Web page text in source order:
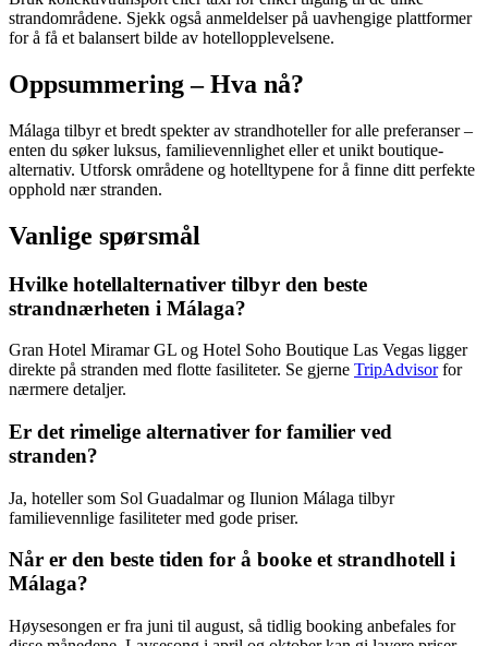
strandområdene. Sjekk også anmeldelser på uavhengige plattformer
for å få et balansert bilde av hotellopplevelsene.
Oppsummering – Hva nå?
Málaga tilbyr et bredt spekter av strandhoteller for alle preferanser –
enten du søker luksus, familievennlighet eller et unikt boutique-
alternativ. Utforsk områdene og hotelltypene for å finne ditt perfekte
opphold nær stranden.
Vanlige spørsmål
Hvilke hotellalternativer tilbyr den beste
strandnærheten i Málaga?
Gran Hotel Miramar GL og Hotel Soho Boutique Las Vegas ligger
direkte på stranden med flotte fasiliteter. Se gjerne TripAdvisorfor
nærmere detaljer.
Er det rimelige alternativer for familier ved
stranden?
Ja, hoteller som Sol Guadalmar og Ilunion Málaga tilbyr
familievennlige fasiliteter med gode priser.
Når er den beste tiden for å booke et strandhotell i
Málaga?
Høysesongen er fra juni til august, så tidlig booking anbefales for